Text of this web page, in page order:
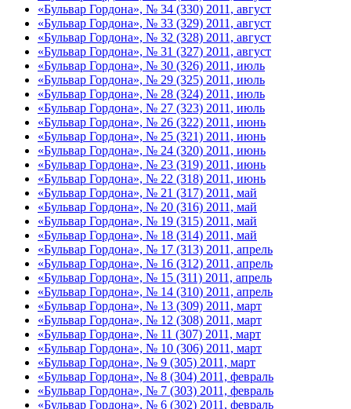
«Бульвар Гордона», № 34 (330) 2011, август
«Бульвар Гордона», № 33 (329) 2011, август
«Бульвар Гордона», № 32 (328) 2011, август
«Бульвар Гордона», № 31 (327) 2011, август
«Бульвар Гордона», № 30 (326) 2011, июль
«Бульвар Гордона», № 29 (325) 2011, июль
«Бульвар Гордона», № 28 (324) 2011, июль
«Бульвар Гордона», № 27 (323) 2011, июль
«Бульвар Гордона», № 26 (322) 2011, июнь
«Бульвар Гордона», № 25 (321) 2011, июнь
«Бульвар Гордона», № 24 (320) 2011, июнь
«Бульвар Гордона», № 23 (319) 2011, июнь
«Бульвар Гордона», № 22 (318) 2011, июнь
«Бульвар Гордона», № 21 (317) 2011, май
«Бульвар Гордона», № 20 (316) 2011, май
«Бульвар Гордона», № 19 (315) 2011, май
«Бульвар Гордона», № 18 (314) 2011, май
«Бульвар Гордона», № 17 (313) 2011, апрель
«Бульвар Гордона», № 16 (312) 2011, апрель
«Бульвар Гордона», № 15 (311) 2011, апрель
«Бульвар Гордона», № 14 (310) 2011, апрель
«Бульвар Гордона», № 13 (309) 2011, март
«Бульвар Гордона», № 12 (308) 2011, март
«Бульвар Гордона», № 11 (307) 2011, март
«Бульвар Гордона», № 10 (306) 2011, март
«Бульвар Гордона», № 9 (305) 2011, март
«Бульвар Гордона», № 8 (304) 2011, февраль
«Бульвар Гордона», № 7 (303) 2011, февраль
«Бульвар Гордона», № 6 (302) 2011, февраль